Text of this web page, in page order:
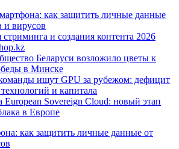
как защитить личные данные
и вирусов
и создания контента 2026
Беларуси возложило цветы к
в Минске
ищут GPU за рубежом: дефицит
технологий и капитала
European Sovereign Cloud: новый этап
в Европе
как защитить личные данные от